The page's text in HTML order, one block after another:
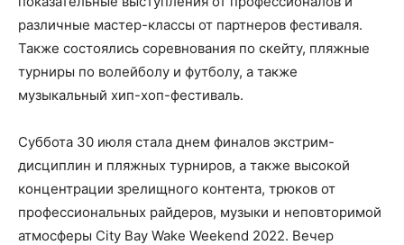
различные мастер-классы от партнеров фестиваля.
Также состоялись соревнования по скейту, пляжные
турниры по волейболу и футболу, а также
музыкальный хип-хоп-фестиваль.
Суббота 30 июля стала днем финалов экстрим-
дисциплин и пляжных турниров, а также высокой
концентрации зрелищного контента, трюков от
профессиональных райдеров, музыки и неповторимой
атмосферы City Bay Wake Weekend 2022. Вечер